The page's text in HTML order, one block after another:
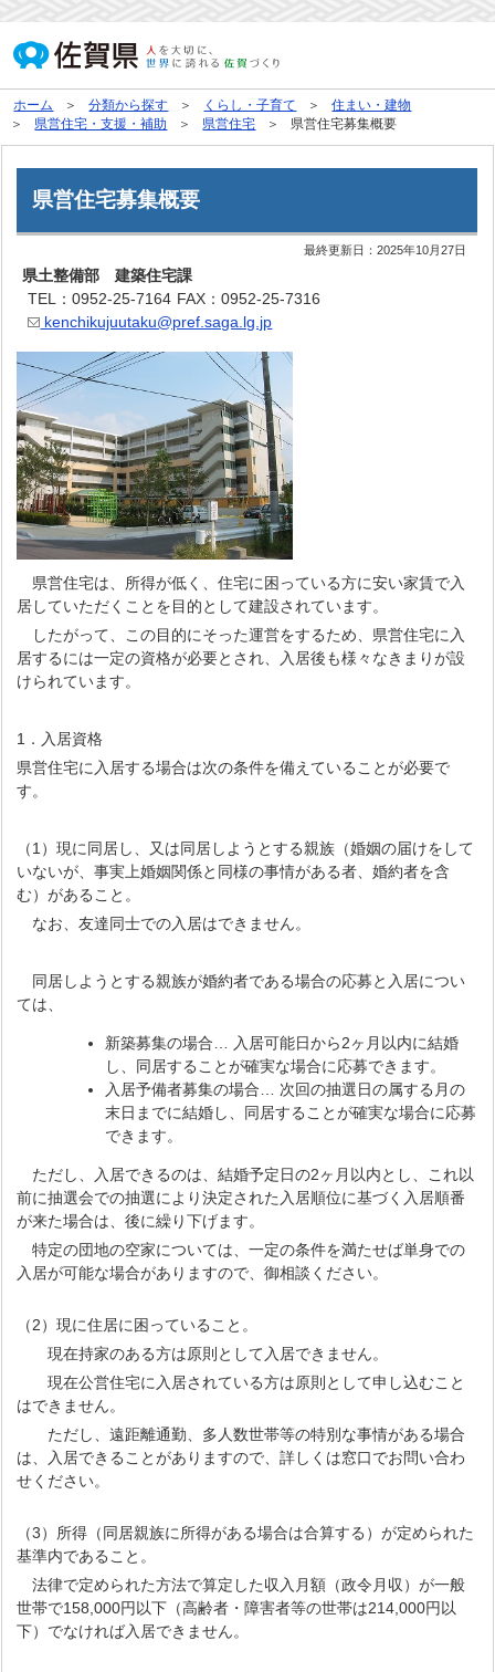
ホーム 分類から探す くらし・子育て
住まい・建物
県営住宅・支援・補助
県営住宅 県営住宅募集概要
県営住宅募集概要
最終更新日：2025年10月27日
県土整備部 建築住宅課
TEL：0952-25-7164 FAX：0952-25-7316
kenchikujuutaku@pref.saga.lg.jp
県営住宅は、所得が低く、住宅に困っている方に安い家賃で入
居していただくことを目的として建設されています。
したがって、この目的にそった運営をするため、県営住宅に入
居するには一定の資格が必要とされ、入居後も様々なきまりが設
けられています。
1．入居資格
県営住宅に入居する場合は次の条件を備えていることが必要で
す。
（1）現に同居し、又は同居しようとする親族（婚姻の届けをして
いないが、事実上婚姻関係と同様の事情がある者、婚約者を含
む）があること。
なお、友達同士での入居はできません。
同居しようとする親族が婚約者である場合の応募と入居につい
ては、
新築募集の場合… 入居可能日から2ヶ月以内に結婚
し、同居することが確実な場合に応募できます。
入居予備者募集の場合… 次回の抽選日の属する月の
末日までに結婚し、同居することが確実な場合に応募
できます。
ただし、入居できるのは、結婚予定日の2ヶ月以内とし、これ以
前に抽選会での抽選により決定された入居順位に基づく入居順番
が来た場合は、後に繰り下げます。
特定の団地の空家については、一定の条件を満たせば単身での
入居が可能な場合がありますので、御相談ください。
（2）現に住居に困っていること。
現在持家のある方は原則として入居できません。
現在公営住宅に入居されている方は原則として申し込むこと
はできません。
ただし、遠距離通勤、多人数世帯等の特別な事情がある場合
は、入居できることがありますので、詳しくは窓口でお問い合わ
せください。
（3）所得（同居親族に所得がある場合は合算する）が定められた
基準内であること。
法律で定められた方法で算定した収入月額（政令月収）が一般
世帯で158,000円以下（高齢者・障害者等の世帯は214,000円以
下）でなければ入居できません。